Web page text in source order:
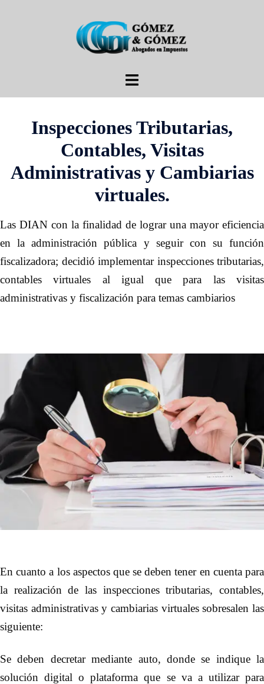
Alternar
Inspecciones Tributarias,
Contables, Visitas
Administrativas y Cambiarias
virtuales.
Las DIAN con la finalidad de lograr una mayor eficiencia
en la administración pública y seguir con su función
fiscalizadora; decidió implementar inspecciones tributarias,
contables virtuales al igual que para las visitas
administrativas y fiscalización para temas cambiarios
En cuanto a los aspectos que se deben tener en cuenta para
la realización de las inspecciones tributarias, contables,
visitas administrativas y cambiarias virtuales sobresalen las
siguiente:
Se deben decretar mediante auto, donde se indique la
solución digital o plataforma que se va a utilizar para